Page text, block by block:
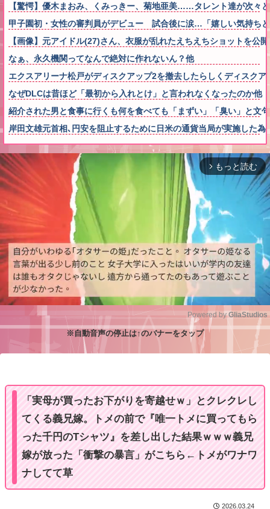
【驚愕】優木まおみ、くみっきー、菊地亜美……タレント達が次々
甲子園初・女性の審判員がデビュー 試合後に涙…「嬉しい気持ち
【画像】元アイドル(27)さん、衣服が乱れたえちえちショットを公
なぁ、永久機関ってなんで絶対に作れないん？他
エクスアリーナ松戸がディスクアップ2を撤去したらしくディスク
なぜDLCは昔ほど「最初から入れとけ」と言われなくなったのか他
紹介された男と食事に行くも何を食べても「まずい」「臭い」と
岸田文雄元首相､円安を阻止するために日米の通貨当局が実施した
arrow_forward_ios もっと読む
Powered by GliaStudios
※自動音声の停止は↑のバナーをタップ
「実母が買ったお下がりを寄越せｗ」とクレクレし
てくる義兄嫁。トメの前で『唯一トメに買ってもら
った千円のTシャツ』を差し出した結果ｗｗｗ義兄
嫁が放った「衝撃の暴言」がこちら←トメがワナワ
ナしてて草
2026.03.24